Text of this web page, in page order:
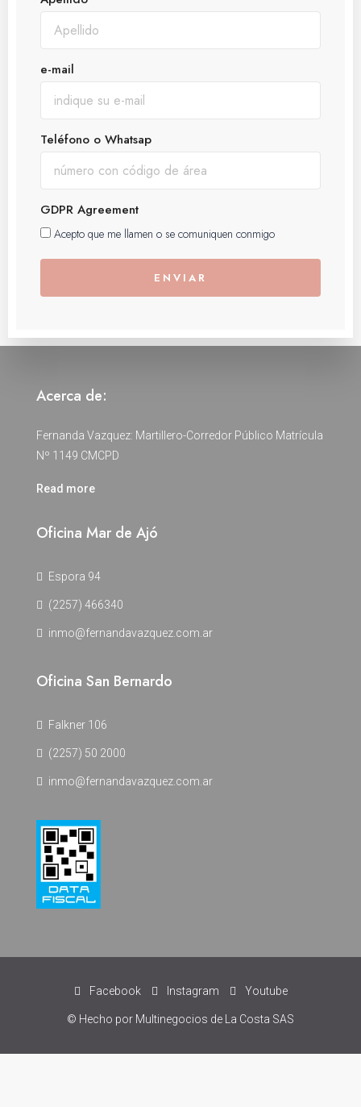
e-mail
Teléfono o Whatsap
GDPR Agreement
Acepto que me llamen o se comuniquen conmigo
ENVIAR
Acerca de:
Fernanda Vazquez: Martillero-Corredor Público Matrícula
Nº 1149 CMCPD
Read more
Oficina Mar de Ajó
Espora 94
(2257) 466340
inmo@fernandavazquez.com.ar
Oficina San Bernardo
Falkner 106
(2257) 50 2000
inmo@fernandavazquez.com.ar
Facebook Instagram Youtube
© Hecho por Multinegocios de La Costa SAS